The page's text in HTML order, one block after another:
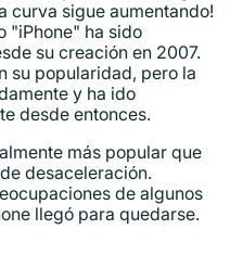
curva sigue aumentando!
"iPhone" ha sido
su creación en 2007.
su popularidad, pero la
y ha ido
desde entonces.
más popular que
desaceleración.
de algunos
llegó para quedarse.